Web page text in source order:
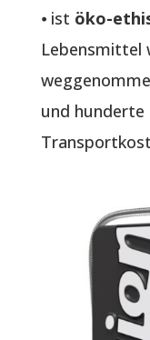
⦁ ist öko-
Lebensmittel
und